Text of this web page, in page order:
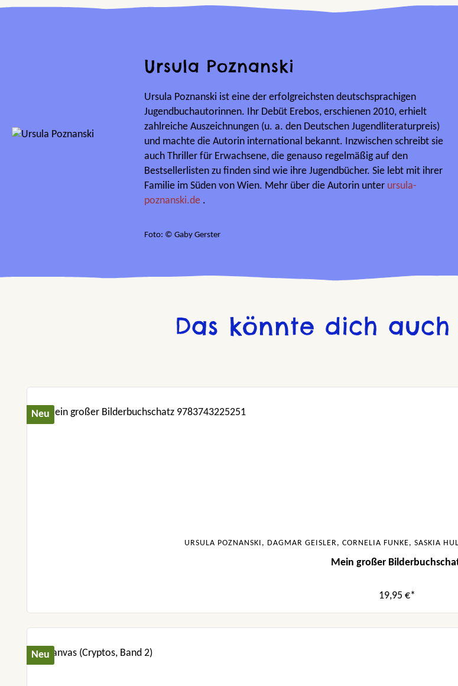
Ursula Poznanski
Ursula Poznanski ist eine der erfolgreichsten deutschsprachigen
Jugendbuchautorinnen. Ihr Debüt Erebos, erschienen 2010, erhielt
zahlreiche Auszeichnungen (u. a. den Deutschen Jugendliteraturpreis)
und machte die Autorin international bekannt. Inzwischen schreibt sie
auch Thriller für Erwachsene, die genauso regelmäßig auf den
Bestsellerlisten zu finden sind wie ihre Jugendbücher. Sie lebt mit ihrer
Familie im Süden von Wien. Mehr über die Autorin unter ursula-
poznanski.de .
Foto: © Gaby Gerster
Das könnte dich
Neu
URSULA POZNANSKI, DAGMAR GEISLER, CORNELIA FUNKE, SASKIA
Mein großer
19,95 €*
Neu